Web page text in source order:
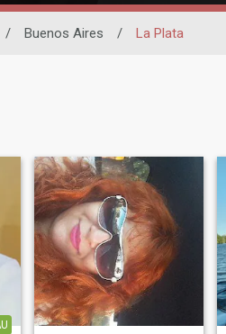
/ Buenos Aires / La Plata